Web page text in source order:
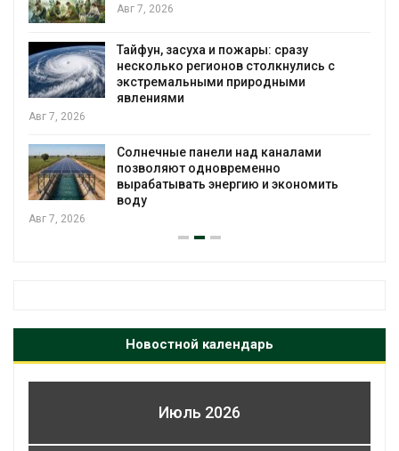
и пожары: сразу
столкнулись с
природными
над каналами
энергию и экономить
МЕГА и ВкусВилл
экообменники
воду из воздуха
Новостной календарь
Июль 2026